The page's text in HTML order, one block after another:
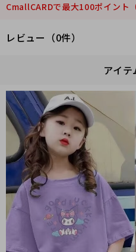
CmallCARDで最大100ポイント
レビュー（0件）
アイテ